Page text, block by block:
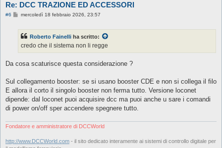
Re: DCC TRAZIONE ED ACCESSORI
#6
M
a
g
o
mercoledì 18 febbraio 2026, 23:57
Roberto Fainelli ha scritto:
credo che il sistema non li regge
Da cosa scaturisce questa considerazione ?
Sul collegamento booster: se si usano booster CDE e non si collega il filo
E allora il corto il singolo booster non ferma tutto. Versione loconet
dipende: dal loconet puoi acquisire dcc ma puoi anche u sare i comandi
di power on/off sper accendere spegnere tutto.
Fondatore e amministratore di DCCWorld
http://www.DCCWorld.com - il sito dedicato interamente ai sistemi di controllo digitale per